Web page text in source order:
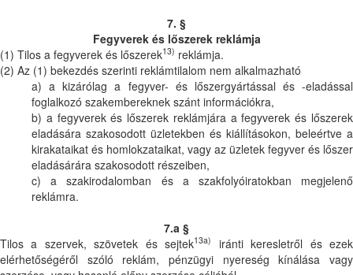
7. §
Fegyverek és lőszerek reklámja
(1) Tilos a fegyverek és lőszerek13) reklámja.
(2) Az (1) bekezdés szerinti reklámtilalom nem alkalmazható
a) a kizárólag a fegyver- és lőszergyártással és -eladással
foglalkozó szakembereknek szánt információkra,
b) a fegyverek és lőszerek reklámjára a fegyverek és lőszerek
eladására szakosodott üzletekben és kiállításokon, beleértve a
kirakataikat és homlokzataikat, vagy az üzletek fegyver és lőszer
eladásárára szakosodott részeiben,
c) a szakirodalomban és a szakfolyóiratokban megjelenő
reklámra.
7.a §
Tilos a szervek, szövetek és sejtek13a)
iránti keresletről és ezek
elérhetőségéről szóló reklám, pénzügyi nyereség kínálása vagy